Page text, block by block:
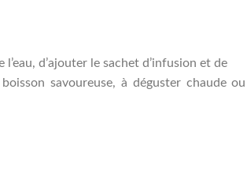
d’ajouter le sachet d’infusion et de
savoureuse, à déguster chaude ou